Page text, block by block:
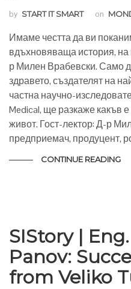
by START IT SMART on
Имаме честта да ви
вдъхновяваща история, на
р Милен Врабевски. Само
здравето, създателят на
частна научно-
Medical, ще разкаже какъв
живот. Гост-лектор: Д-р
предприемач, продуцент,
CONTINUE READING
SIStory |
Panov:
from Veliko